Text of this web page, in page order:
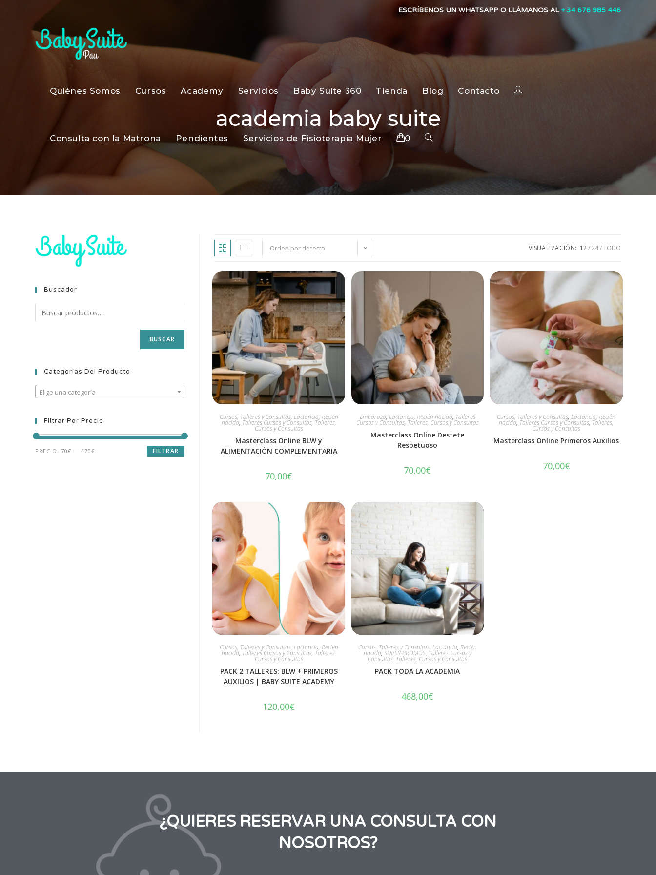
ESCRÍBENOS UN WHATSAPP O LLÁMANOS AL + 34 676 985 446
Quiénes Somos Cursos Academy Servicios Baby Suite 360 Tienda Blog Contacto
Consulta con la Matrona Pendientes Servicios de Fisioterapia Mujer 0
academia baby suite
Orden por defecto VISUALIZACIÓN: 12 24 TODO
Cursos, Talleres y Consultas, Lactancia, Recién
nacido, Talleres Cursos y Consultas, Talleres,
Cursos y Consultas
Masterclass Online BLW y
ALIMENTACIÓN COMPLEMENTARIA
70,00€
Embarazo, Lactancia, Recién nacido, Talleres
Cursos y Consultas, Talleres, Cursos y Consultas
Masterclass Online Destete
Respetuoso
70,00€
Cursos, Talleres y Consultas,Lactancia,Recién
nacido, Talleres Cursos y Consultas, Talleres,
Cursos y Consultas
Masterclass Online Primeros Auxilios
70,00€
Cursos, Talleres y Consultas, Lactancia, Recién
nacido, Talleres Cursos y Consultas, Talleres,
Cursos y Consultas
PACK 2 TALLERES: BLW + PRIMEROS
AUXILIOS | BABY SUITE ACADEMY
120,00€
Cursos, Talleres y Consultas, Lactancia, Recién
nacido, SUPER PROMOS, Talleres Cursos y
Consultas, Talleres, Cursos y Consultas
PACK TODA LA ACADEMIA
468,00€
Buscador
BUSCAR
Categorías Del Producto
Elige una categoría
Filtrar Por Precio
FILTRAR
PRECIO: 70€ — 470€
¿QUIERES RESERVAR UNA CONSULTA CON
NOSOTROS?